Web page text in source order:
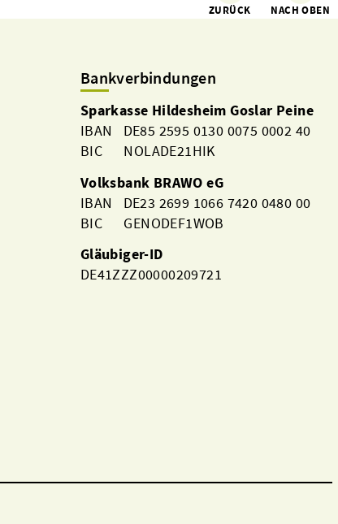
ZURÜCK NACH OBEN
Bankverbindungen
Sparkasse Hildesheim Goslar Peine
IBAN DE85 2595 0130 0075 0002 40
BIC NOLADE21HIK
Volksbank BRAWO eG
IBAN DE23 2699 1066 7420 0480 00
BIC GENODEF1WOB
Gläubiger-ID
DE41ZZZ00000209721